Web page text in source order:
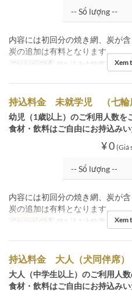
内容には初回分の焼き網、炭が含
炭の追加は有料となります。
Các Loại Ghế 持ち込み七輪席 Xem
持込料金 未就学児 （七輪
幼児（1歳以上）のご利用人数を
食材・飲料はご自由にお持込みい
¥ 0 (Giá
内容には初回分の焼き網、炭が含
炭の追加は有料となります。
Các Loại Ghế 持ち込み七輪席 Xem
持込料金 大人（犬同伴席）
大人（中学生以上）のご利用人数
食材・飲料はご自由にお持込みい